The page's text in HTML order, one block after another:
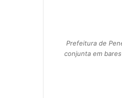
Prefeitura de
conjunta em